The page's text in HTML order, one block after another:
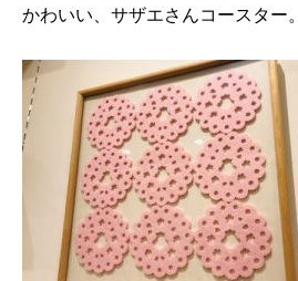
かわいい、サザエさんコースター。